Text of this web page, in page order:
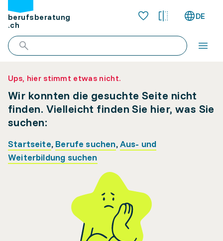
berufsberatung
.ch
DE
Ups, hier stimmt etwas nicht.
Wir konnten die gesuchte Seite nicht
finden. Vielleicht finden Sie hier, was Sie
suchen:
Startseite, Berufe suchen,Aus- und
Weiterbildung suchen